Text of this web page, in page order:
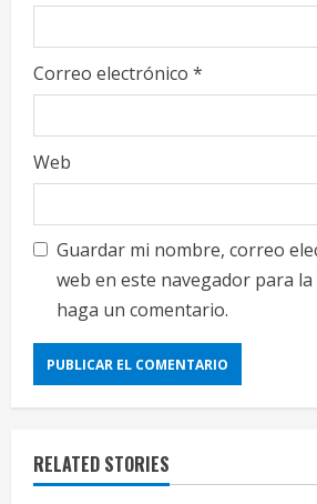
Correo electrónico *
Web
Guardar mi nombre, correo
web en este navegador para
haga un comentario.
RELATED STORIES